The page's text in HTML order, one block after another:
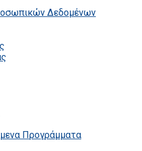
Δεδομένων
Προγράμματα